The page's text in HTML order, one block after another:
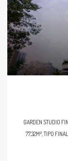
GARDEN STUDIO
77,32M², TIPO